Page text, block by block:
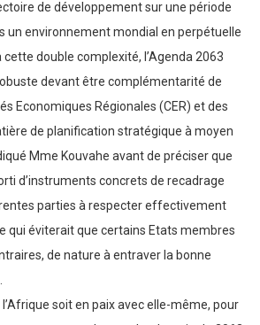
de développement sur une période
un environnement mondial en perpétuelle
double complexité, l’Agenda 2063
devant être complémentarité de
Economiques Régionales (CER) et des
de planification stratégique à moyen
Mme Kouvahe avant de préciser que
d’instruments concrets de recadrage
parties à respecter effectivement
qui éviterait que certains Etats membres
de nature à entraver la bonne
soit en paix avec elle-même, pour